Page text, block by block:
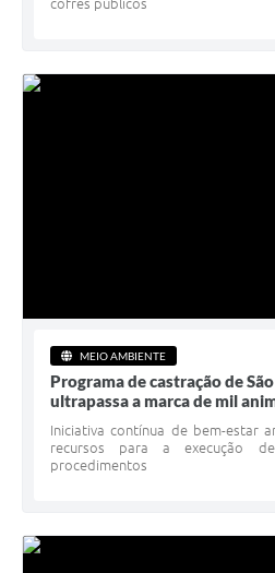
cofres públicos
MEIO AMBIENTE
Programa de castração de
ultrapassa a marca de mil
Iniciativa contínua de bem-estar
recursos para a execução
procedimentos